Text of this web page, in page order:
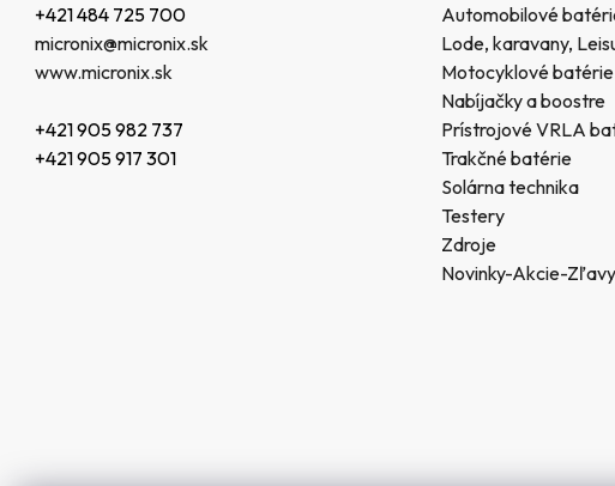
+421 484 725 700
micronix@micronix.sk
www.micronix.sk
+421 905 982 737
+421 905 917 301
Automobilové
Lode, karavany,
Motocyklové batérie
Nabíjačky a boostre
Prístrojové VRLA
Trakčné batérie
Solárna technika
Testery
Zdroje
Novinky-Akcie-